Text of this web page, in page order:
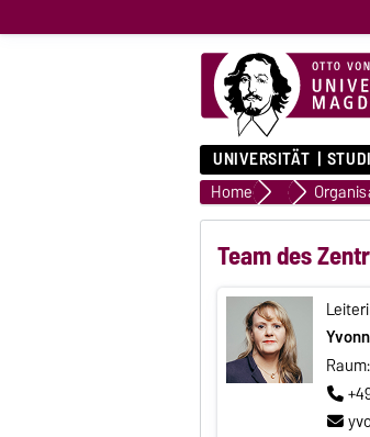
UNIVERSITÄT
Home Universität
Team des